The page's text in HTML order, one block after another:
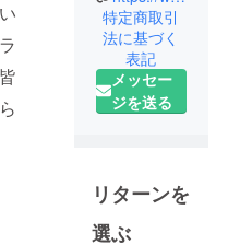
いジャンル
で音楽全て
が好きで夢
に向かって
歌ってま
県亀山市に
レトロ喫茶
SINGERを立
特定商取引
法に基づく
表記
メッセー
ジを送る
リターンを
選ぶ